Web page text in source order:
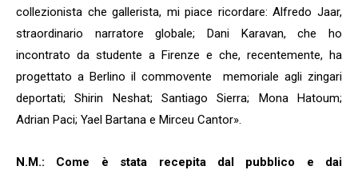
collezionista che gallerista, mi piace ricordare: Alfredo Jaar,
straordinario narratore globale; Dani Karavan, che ho
incontrato da studente a Firenze e che, recentemente, ha
progettato a Berlino il commovente memoriale agli zingari
deportati; Shirin Neshat; Santiago Sierra; Mona Hatoum;
Adrian Paci; Yael Bartana e Mirceu Cantor».
N.M.: Come è stata recepita dal pubblico e dai